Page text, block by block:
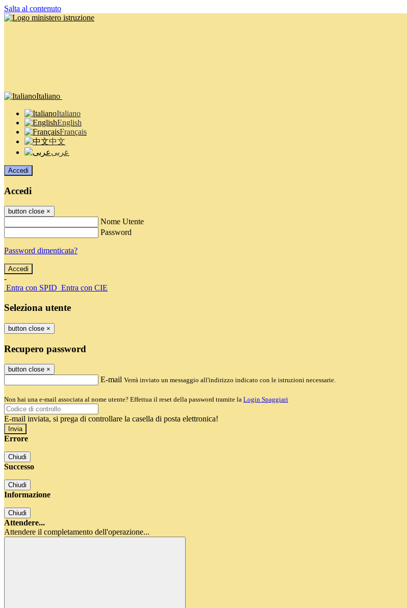
Salta al contenuto
Italiano
Italiano
English
Français
中文
عربى
Accedi
Accedi
button close ×
Nome Utente
Password
Password dimenticata?
-
Entra con SPID Entra con CIE
Seleziona utente
button close ×
Recupero password
button close ×
E-mail Verrà inviato un messaggio all'indirizzo indicato con le istruzioni necessarie.
Non hai una e-mail associata al nome utente? Effettua il reset della password tramite la Login Spaggiari
E-mail inviata, si prega di controllare la casella di posta elettronica!
Errore
Chiudi
Successo
Chiudi
Informazione
Chiudi
Attendere...
Attendere il completamento dell'operazione...